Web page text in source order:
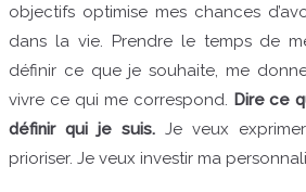
objectifs optimise mes chances
dans la vie. Prendre le temps de
définir ce que je souhaite, me
vivre ce qui me correspond. Dire ce
définir qui je suis. Je veux
prioriser. Je veux investir ma